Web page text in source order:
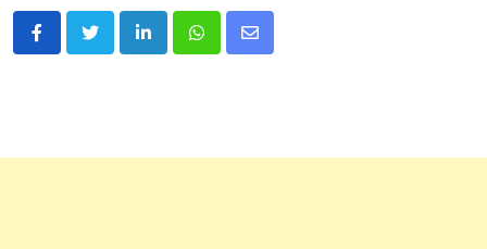
LinkedInWhatsappShare